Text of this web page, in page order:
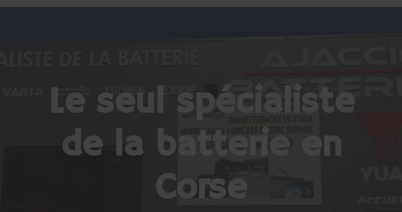
Le seul spécialiste
de la batterie en
Corse